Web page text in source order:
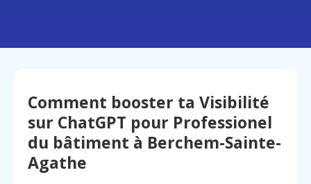
Comment booster ta Visibilité
sur ChatGPT pour Professionel
du bâtiment à Berchem-Sainte-
Agathe